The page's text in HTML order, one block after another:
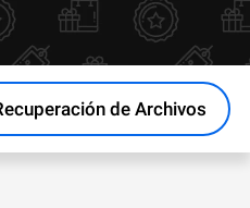
de Archivos